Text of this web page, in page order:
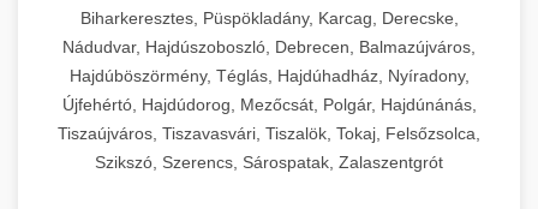
Biharkeresztes, Püspökladány, Karcag, Derecske,
Nádudvar, Hajdúszoboszló, Debrecen, Balmazújváros,
Hajdúböszörmény, Téglás, Hajdúhadház, Nyíradony,
Újfehértó, Hajdúdorog, Mezőcsát, Polgár, Hajdúnánás,
Tiszaújváros, Tiszavasvári, Tiszalök, Tokaj, Felsőzsolca,
Szikszó, Szerencs, Sárospatak, Zalaszentgrót